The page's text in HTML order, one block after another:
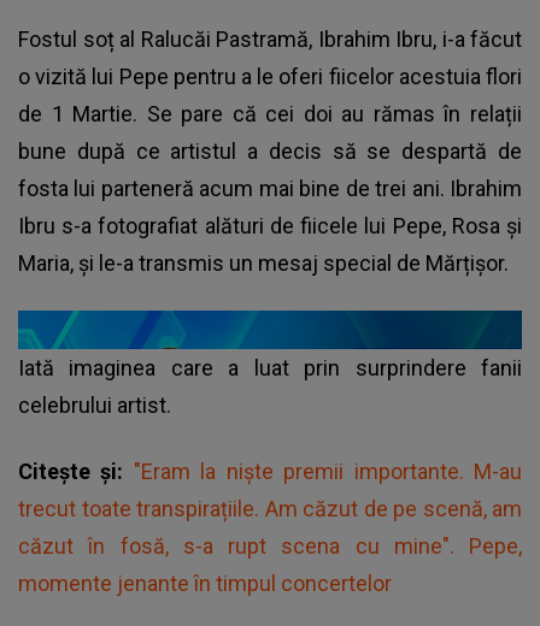
Fostul soț al Ralucăi Pastramă, Ibrahim Ibru, i-a făcut
o vizită lui Pepe pentru a le oferi fiicelor acestuia flori
de 1 Martie. Se pare că cei doi au rămas în relații
bune după ce artistul a decis să se despartă de
fosta lui parteneră acum mai bine de trei ani. Ibrahim
Ibru s-a fotografiat alături de fiicele lui Pepe, Rosa și
Maria, și le-a transmis un mesaj special de Mărțișor.
Iată imaginea care a luat prin surprindere fanii
celebrului artist.
Citește și: "Eram la niște premii importante. M-au
trecut toate transpirațiile. Am căzut de pe scenă, am
căzut în fosă, s-a rupt scena cu mine". Pepe,
momente jenante în timpul concertelor